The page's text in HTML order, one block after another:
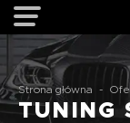
Strona główna -
TUNING